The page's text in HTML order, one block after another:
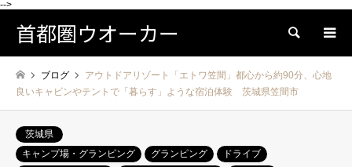
-->
首都圏ウオーカー 検索
ブログ
アウトドアリゾート「エトワ笠間」都心から約90分、心地
良いキャビンやテントで「暮らす」ような宿泊体験 茨城県笠間市
茨城県
キャンプ場・グランピング
グランピング
ドライブ